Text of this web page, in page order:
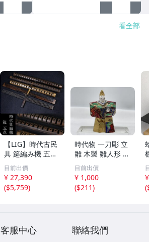
看全部
【LIG】時代古民
具 筵編み機 五点
むしろ編み 筬 お
さ 農具 古道具 26
04.458
目前出價
¥ 27,390
($5,759)
時代物 一刀彫 立
雛 木製 雛人形 木
彫彩色 小型 2.2×
3.5×H5.7cm ひな
祭り 郷土玩具 木
工芸 置物 木彫人
目前出價
¥ 1,000
($211)
(
客服中心 聯絡我們